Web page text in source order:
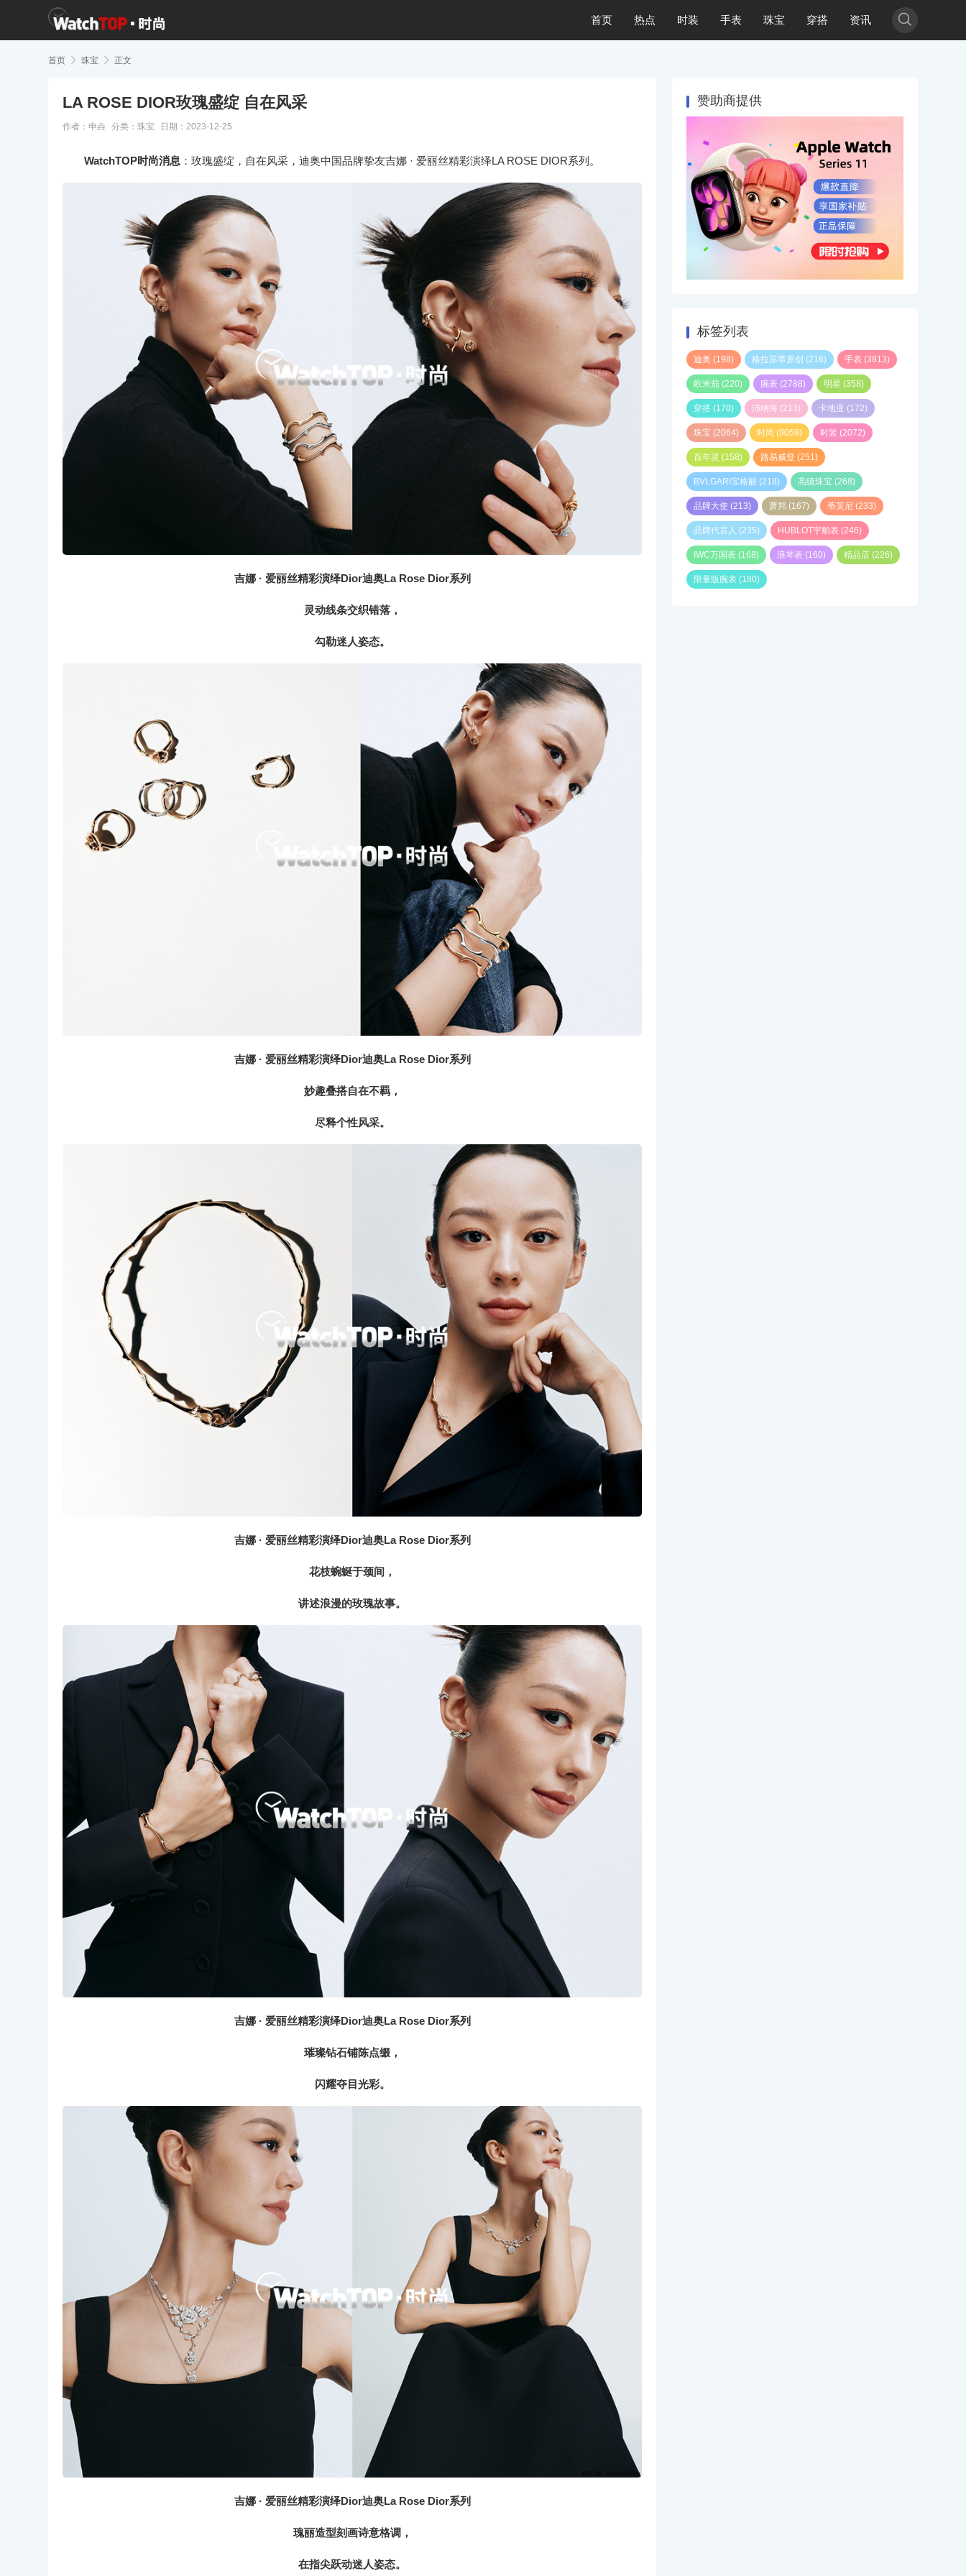
首页 热点 时装 手表 珠宝 穿搭 资讯 
首页  珠宝  正文
LA ROSE DIOR玫瑰盛绽 自在风采
作者：申垚 分类： 珠宝 日期：2023-12-25
WatchTOP时尚消息 ：玫瑰盛绽，自在风采，迪奥中国品牌挚友吉娜 · 爱丽丝精彩演绎LA ROSE DIOR系列。
吉娜 · 爱丽丝精彩演绎Dior迪奥La Rose Dior系列
灵动线条交织错落，
勾勒迷人姿态。
吉娜 · 爱丽丝精彩演绎Dior迪奥La Rose Dior系列
妙趣叠搭自在不羁，
尽释个性风采。
吉娜 · 爱丽丝精彩演绎Dior迪奥La Rose Dior系列
花枝蜿蜒于颈间，
讲述浪漫的玫瑰故事。
吉娜 · 爱丽丝精彩演绎Dior迪奥La Rose Dior系列
璀璨钻石铺陈点缀，
闪耀夺目光彩。
吉娜 · 爱丽丝精彩演绎Dior迪奥La Rose Dior系列
瑰丽造型刻画诗意格调，
在指尖跃动迷人姿态。
赞助商提供
标签列表
迪奥 (198) 格拉苏蒂原创 (216) 手表 (3813)
欧米茄 (220) 腕表 (2788) 明星 (358)
穿搭 (170) 沛纳海 (213) 卡地亚 (172)
珠宝 (2064) 时尚 (9059) 时装 (2072)
百年灵 (158) 路易威登 (251)
BVLGARI宝格丽 (218) 高级珠宝 (268)
品牌大使 (213) 萧邦 (167) 蒂芙尼 (233)
品牌代言人 (235) HUBLOT宇舶表 (246)
IWC万国表 (168) 浪琴表 (160) 精品店 (226)
限量版腕表 (180)